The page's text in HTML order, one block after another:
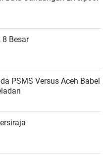
8 Besar
PSMS Versus Aceh Babel